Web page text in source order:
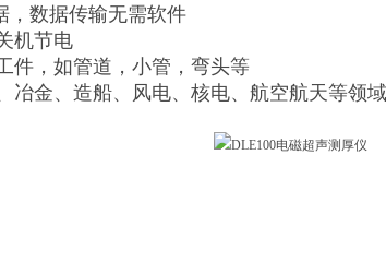
，数据传输无需软件
机节电
件，如管道，小管，弯头等
冶金、造船、风电、核电、航空航天等领域